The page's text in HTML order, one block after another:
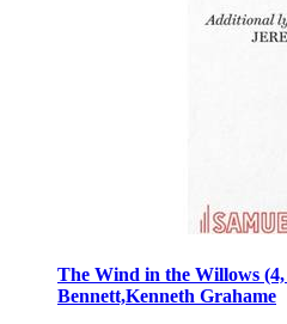
The Wind in the Willows (4,
Bennett,Kenneth Grahame